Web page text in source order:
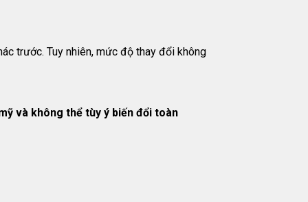
trước. Tuy nhiên, mức độ thay đổi không
và không thể tùy ý biến đổi toàn